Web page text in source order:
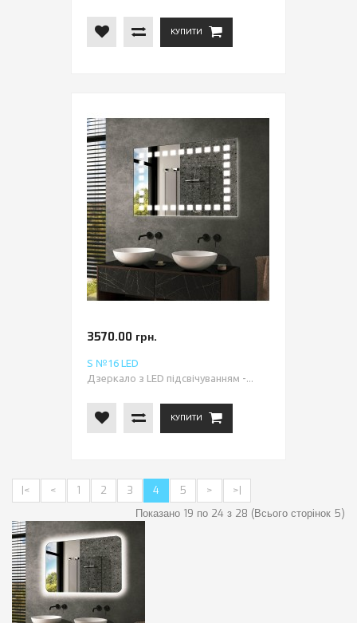
КУПИТИ
3570.00 грн.
S №16 LED
Дзеркало з LED підсвічуванням -...
КУПИТИ
|< < 1 2 3 4 5 >
>|
Показано 19 по 24 з 28 (Всього сторінок 5)